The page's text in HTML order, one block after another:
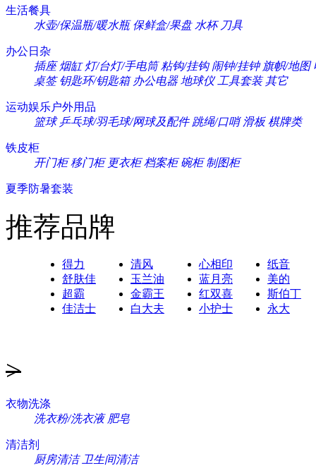
生活餐具
水壶/保温瓶/暖水瓶 保鲜盒/果盘 水杯 刀具
办公日杂
插座 烟缸 灯/台灯/手电筒 粘钩/挂钩 闹钟/挂钟 旗帜/地图
桌签 钥匙环/钥匙箱 办公电器 地球仪 工具套装 其它
运动娱乐户外用品
篮球 乒乓球/羽毛球/网球及配件 跳绳/口哨 滑板 棋牌类
铁皮柜
开门柜 移门柜 更衣柜 档案柜 碗柜 制图柜
夏季防暑套装
推荐品牌
得力 清风 心相印
纸音
舒肤佳
玉兰油 蓝月亮
美的
超霸
金霸王 红双喜
斯伯丁
佳洁士
白大夫 小护士 永大
>
衣物洗涤
洗衣粉/洗衣液 肥皂
清洁剂
厨房清洁 卫生间清洁